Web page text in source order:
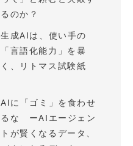
るのか？
生成AIは、使い手の
「言語化能力」を暴
く、リトマス試験紙
AIに「ゴミ」を食わせ
るな ーAIエージェン
トが賢くなるデータ、